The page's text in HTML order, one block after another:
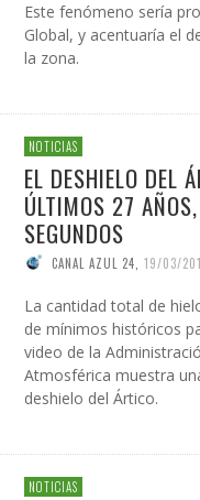
Este fenómeno sería
Global, y acentuaría el
la zona.
NOTICIAS
EL DESHIELO DEL
ÚLTIMOS 27
SEGUNDOS
CANAL AZUL 24 19/03/
La cantidad total de
de mínimos históricos
video de la
Atmosférica muestra
deshielo del Ártico.
NOTICIAS